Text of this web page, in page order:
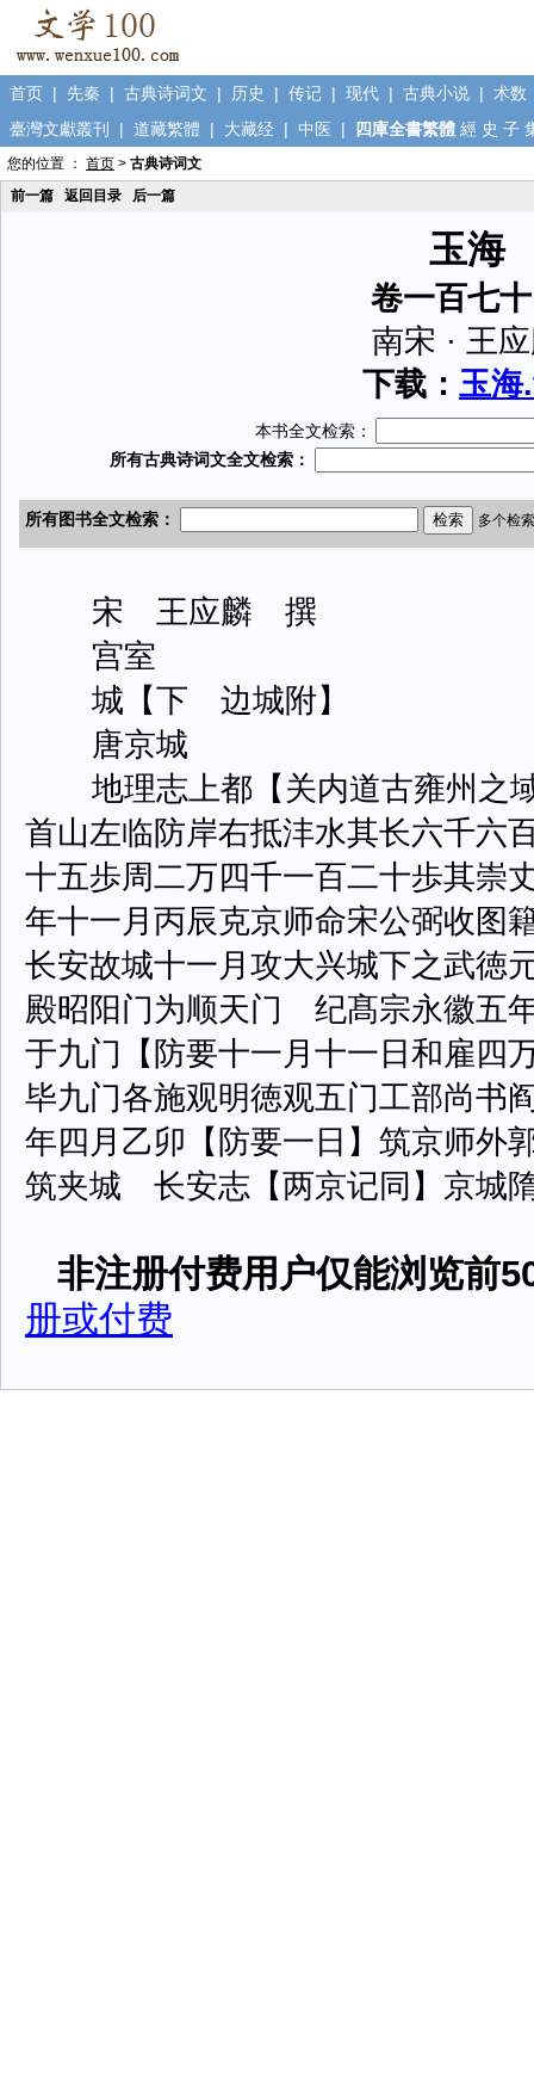
首页 | 先秦 | 古典诗词文 | 历史 | 传记 | 现代 | 古典小说 | 术数
臺灣文獻叢刊
| 道藏繁體 | 大藏经 | 中医 | 四庫全書繁體 經 史 子
您的位置 ： 首页 > 古典诗词文
前一篇
返回目录 后一篇
玉海
卷一百七
南宋 · 王
下载： 玉
本书全文检索：
宋 王应麟 撰
宫室
城【下 边城附】
唐京城
地理志上都【关内道古雍州之
首山左临防岸右抵沣水其长六千六
十五歩周二万四千一百二十歩其
年十一月丙辰克京师命宋公弼收图
长安故城十一月攻大兴城下之武徳
殿昭阳门为顺天门 纪髙宗永徽五
于九门【防要十一月十一日和雇四
毕九门各施观明徳观五门工部尚书
年四月乙卯【防要一日】筑京师外
筑夹城 长安志【两京记同】京城
非注册付费用户仅能浏览前
册或付费